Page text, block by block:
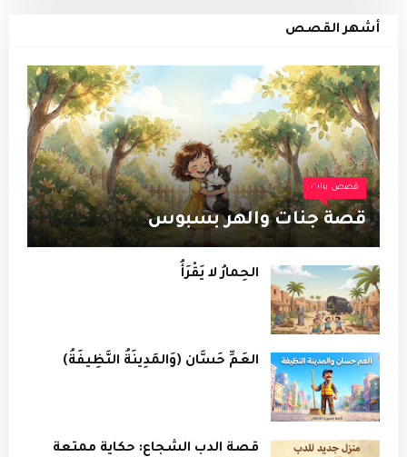
أشهر القصص
قصص بنات
قصة جنات والهر بسبوس
الحِمارُ لا يَقْرَأُ
العَمِّ حَسَّان (وَالمَدِينَةُ النَّظِيفَةُ)
قصة الدب الشجاع: حكاية ممتعة